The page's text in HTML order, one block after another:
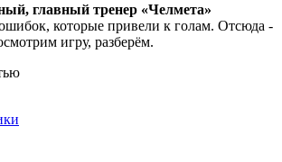
главный тренер «Челмета»
которые привели к голам. Отсюда -
игру, разберём.